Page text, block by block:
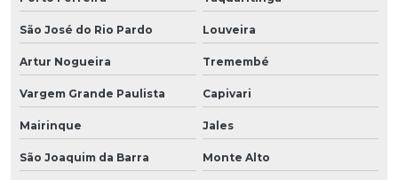
São José do Rio Pardo Louveira
Artur Nogueira Tremembé
Vargem Grande Paulista Capivari
Mairinque Jales
São Joaquim da Barra Monte Alto